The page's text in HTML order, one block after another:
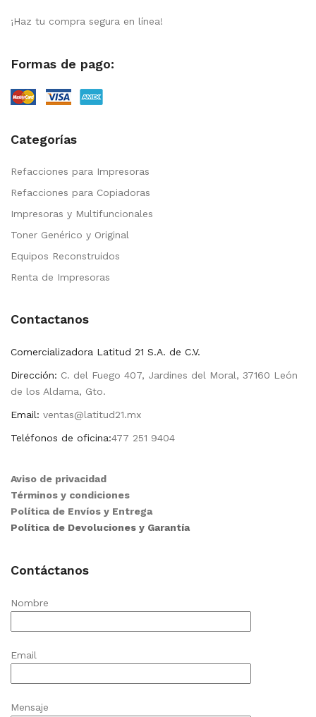
¡Haz tu compra segura en línea!
Formas de pago:
Categorías
Refacciones para Impresoras
Refacciones para Copiadoras
Impresoras y Multifuncionales
Toner Genérico y Original
Equipos Reconstruidos
Renta de Impresoras
Contactanos
Comercializadora Latitud 21 S.A. de C.V.
Dirección: C. del Fuego 407, Jardines del Moral, 37160 León
de los Aldama, Gto.
Email: ventas@latitud21.mx
Teléfonos de oficina:477 251 9404
Aviso de privacidad
Términos y condiciones
Política de Envíos y Entrega
Política de Devoluciones y Garantía
Contáctanos
Nombre
Email
Mensaje